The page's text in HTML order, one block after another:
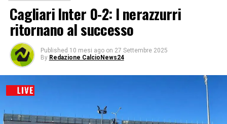
Cagliari Inter 0-2: I nerazzurri
ritornano al successo
Published 10 mesi ago on 27 Settembre 2025
By Redazione CalcioNews24